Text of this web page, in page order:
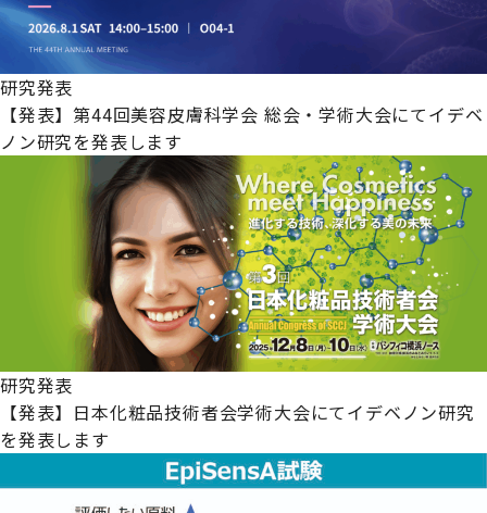
研究発表
【発表】第44回美容皮膚科学会 総会・学術大会にてイデベ
ノン研究を発表します
研究発表
【発表】日本化粧品技術者会学術大会にてイデベノン研究
を発表します